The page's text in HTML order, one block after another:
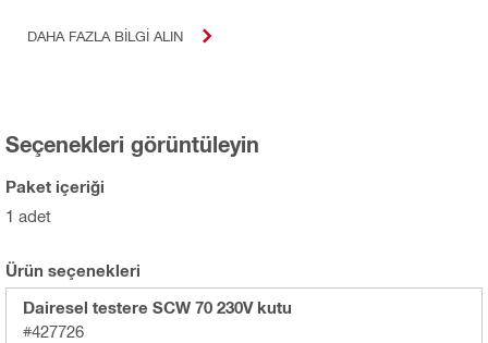
DAHA FAZLA BILGI ALIN
Seçenekleri görüntüleyin
Paket içeriği
1 adet
Ürün seçenekleri
Dairesel testere SCW 70 230V kutu
#427726